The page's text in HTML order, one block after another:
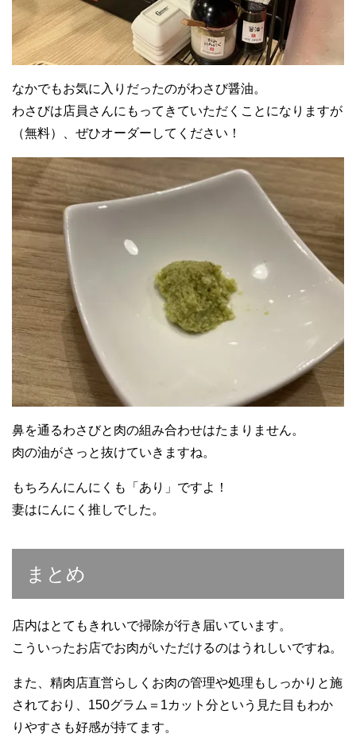
なかでもお気に入りだったのがわさび醤油。
わさびは店員さんにもってきていただくことになりますが
（無料）、ぜひオーダーしてください！
鼻を通るわさびと肉の組み合わせはたまりません。
肉の油がさっと抜けていきますね。
もちろんにんにくも「あり」ですよ！
妻はにんにく推しでした。
まとめ
店内はとてもきれいで掃除が行き届いています。
こういったお店でお肉がいただけるのはうれしいですね。
また、精肉店直営らしくお肉の管理や処理もしっかりと施
されており、150グラム＝1カット分という見た目もわか
りやすさも好感が持てます。